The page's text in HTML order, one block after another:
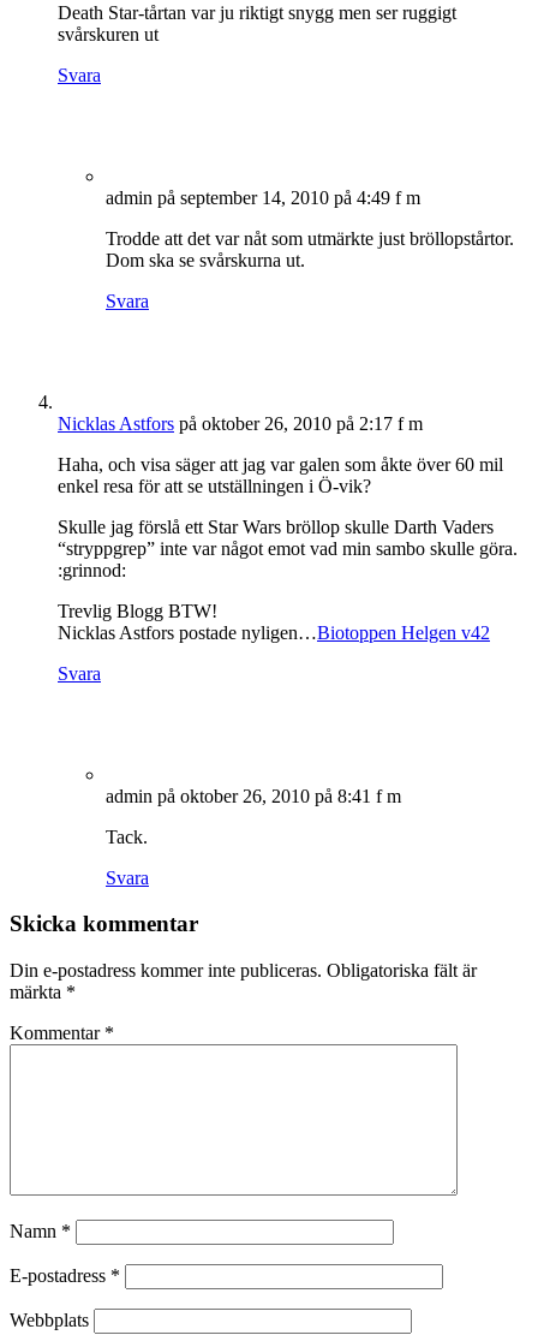
Death Star-tårtan var ju riktigt snygg men ser ruggigt
svårskuren ut
Svara
admin på september 14, 2010 på 4:49 f m
Trodde att det var nåt som utmärkte just bröllopstårtor.
Dom ska se svårskurna ut.
Svara
Nicklas Astfors på oktober 26, 2010 på 2:17 f m
Haha, och visa säger att jag var galen som åkte över 60 mil
enkel resa för att se utställningen i Ö-vik?
Skulle jag förslå ett Star Wars bröllop skulle Darth Vaders
“stryppgrep” inte var något emot vad min sambo skulle göra.
:grinnod:
Trevlig Blogg BTW!
Nicklas Astfors postade nyligen…Biotoppen Helgen v42
Svara
admin på oktober 26, 2010 på 8:41 f m
Tack.
Svara
Skicka kommentar
Din e-postadress kommer inte publiceras. Obligatoriska fält är
märkta *
Kommentar *
Namn *
E-postadress *
Webbplats